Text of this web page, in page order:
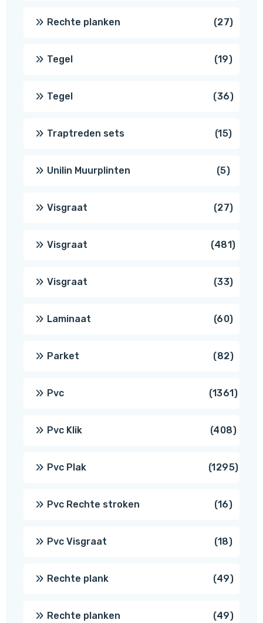
Rechte planken 2727
Tegel 1919
Tegel 3636
Traptreden sets 1515
Unilin Muurplinten 55
Visgraat 2727
Visgraat 481481
Visgraat 3333
Laminaat 6060
Parket 8282
Pvc 13611361
Pvc Klik 408408
Pvc Plak 12951295
Pvc Rechte stroken 1616
Pvc Visgraat 1818
Rechte plank 4949
Rechte planken 4949